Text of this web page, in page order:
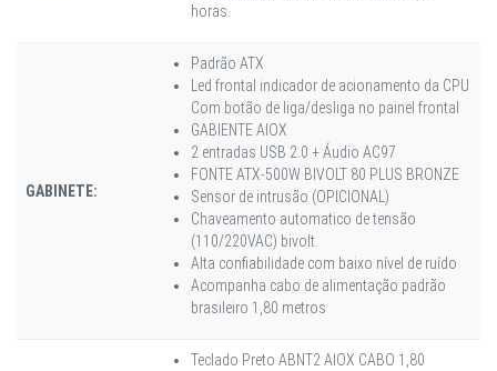
horas.
GABINETE:
Padrão ATX
Led frontal indicador de acionamento da CPU
Com botão de liga/desliga no painel frontal
GABIENTE AIOX
2 entradas USB 2.0 + Áudio AC97
FONTE ATX-500W BIVOLT 80 PLUS BRONZE
Sensor de intrusão (OPICIONAL)
Chaveamento automatico de tensão
(110/220VAC) bivolt.
Alta confiabilidade com baixo nível de ruído
Acompanha cabo de alimentação padrão
brasileiro 1,80 metros
Teclado Preto ABNT2 AIOX CABO 1,80